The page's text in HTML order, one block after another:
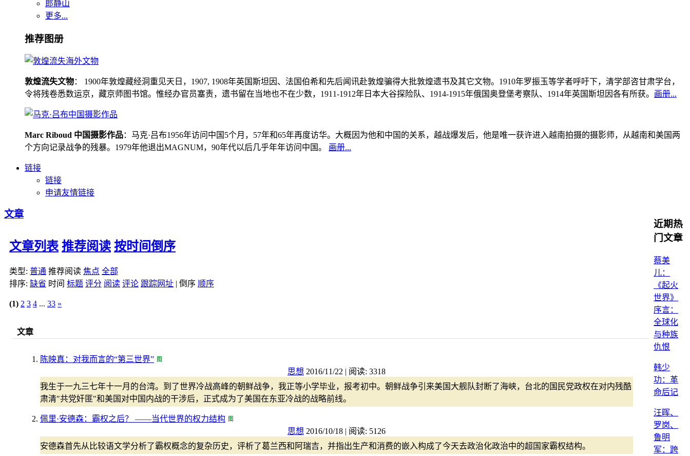
郎静山
更多...
推荐图册
敦煌流失文物： 1900年敦煌藏经洞重见天日，1907, 1908年英国斯坦因、法国伯希和先后闻讯赴敦煌骗得大批敦煌遗书及其它文物。1910年罗振玉等学者呼吁下，清学部咨甘肃学台，
令将残卷悉数运京，藏京师图书馆。惟经办官员塞责，遗书留在当地也不在少数，1911-1912年日本大谷探险队、1914-1915年俄国奥登堡考察队、1914年英国斯坦因各有所获。 画册...
Marc Riboud 中国摄影作品：马克·吕布1956年访问中国5个月，57年和65年再度访华。大概因为他和中国的关系，越战爆发后，他是唯一获许进入越南拍摄的摄影师，从越南和美国两
个方向记录战争的残暴。1979年他退出MAGNUM，90年代以后几乎年年访问中国。 画册...
链接
链接
申请友情链接
文章
文章列表 推荐阅读 按时间倒序
类型: 普通 推荐阅读 焦点 全部
排序: 缺省 时间 标题 评分 阅读 评论 跟踪网址 | 倒序 顺序
(1) 2 3 4 ... 33 »
文章
陈映真：对我而言的“第三世界”
思想 2016/11/22 | 阅读: 3318
我生于一九三七年十一月的台湾。到了世界冷战高峰的朝鲜战争，我正等小学毕业，报考初中。朝鲜战争引来美国大舰队封断了海峡，台北的国民党政权在对内残酷
肃清"共党奸匪"和美国对中国内战的干涉后，正式成为了美国在东亚冷战的战略前线。
佩里·安德森：霸权之后？ ——当代世界的权力结构
思想 2016/10/18 | 阅读: 5126
安德森首先从比较语文学分析了霸权概念的复杂历史，评析了葛兰西和阿瑞吉，并指出生产和消费的嵌入构成了今天去政治化政治中的超国家霸权结构。
近期热
门文章
蔡美
儿：
《起火
世界》
序言：
全球化
与种族
仇恨
韩少
功：革
命后记
汪晖、
罗岗、
鲁明
军：跨